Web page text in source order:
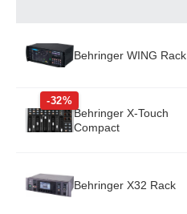
Behringer WING Rack
-32%
Behringer X-Touch
Compact
Behringer X32 Rack